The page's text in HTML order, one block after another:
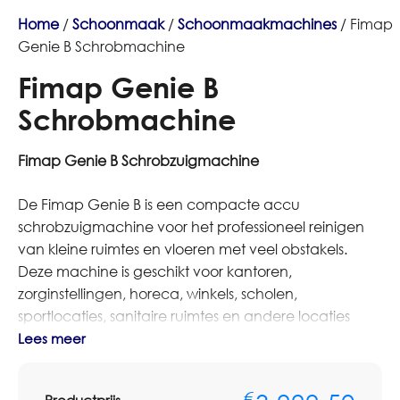
Home/Schoonmaak/Schoonmaakmachines / Fimap
Genie B Schrobmachine
Fimap Genie B
Schrobmachine
Fimap Genie B Schrobzuigmachine
De Fimap Genie B is een compacte accu
schrobzuigmachine voor het professioneel reinigen
van kleine ruimtes en vloeren met veel obstakels.
Deze machine is geschikt voor kantoren,
zorginstellingen, horeca, winkels, scholen,
sportlocaties, sanitaire ruimtes en andere locaties
waar snel en efficiënt machinaal gereinigd moet
Lees meer